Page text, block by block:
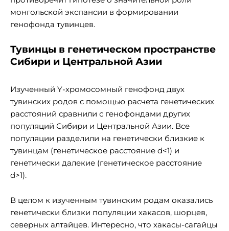
монгольской экспансии в формировании
генофонда тувинцев.
Тувинцы в генетическом пространстве
Сибири и Центральной Азии
Изученный Y-хромосомный генофонд двух
тувинских родов с помощью расчета генетических
расстояний сравнили с генофондами других
популяций Сибири и Центральной Азии. Все
популяции разделили на генетически близкие к
тувинцам (генетическое расстояние d<1) и
генетически далекие (генетическое расстояние
d>1).
В целом к изученным тувинским родам оказались
генетически близки популяции хакасов, шорцев,
северных алтайцев. Интересно, что хакасы-сагайцы